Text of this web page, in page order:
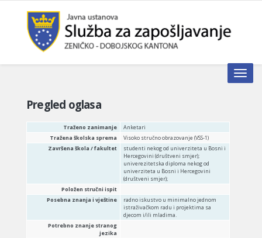
Toggle
Pregled oglasa
Traženo zanimanje
Anketari
Tražena školska sprema
Visoko stručno obrazovanje (VSS-1)
Završena škola / fakultet
studenti nekog od univerziteta u Bosni i
Hercegovini (društveni smjer);
univerezitetska diploma nekog od
univerziteta u Bosni i Hercegovini
(društveni smjer);
Položen stručni ispit
Posebna znanja i vještine
radno iskustvo u minimalno jednom
istraživačkom radu i projektima sa
djecom i/ili mladima.
Potrebno znanje stranog
jezika